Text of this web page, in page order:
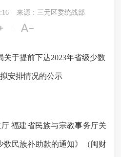
来源：三元区委统战部

关于提前下达2023年省级少数
安排情况的公示
福建省民族与宗教事务厅关
数民族补助款的通知》（闽财